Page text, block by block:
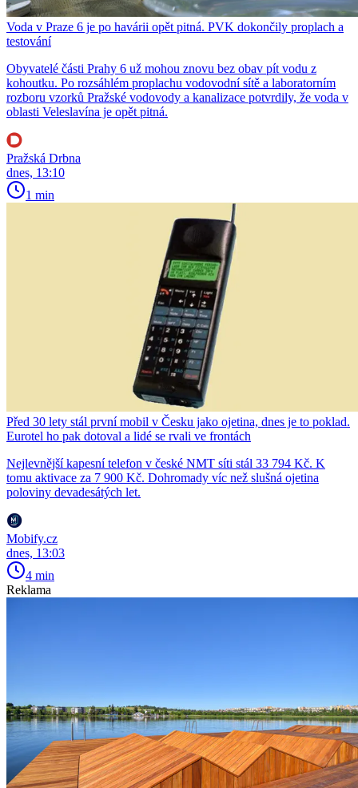
Voda v Praze 6 je po havárii opět pitná. PVK dokončily proplach a
testování
Obyvatelé části Prahy 6 už mohou znovu bez obav pít vodu z
kohoutku. Po rozsáhlém proplachu vodovodní sítě a laboratorním
rozboru vzorků Pražské vodovody a kanalizace potvrdily, že voda v
oblasti Veleslavína je opět pitná.
Pražská Drbna
dnes, 13:10
1 min
Před 30 lety stál první mobil v Česku jako ojetina, dnes je to poklad.
Eurotel ho pak dotoval a lidé se rvali ve frontách
Nejlevnější kapesní telefon v české NMT síti stál 33 794 Kč. K
tomu aktivace za 7 900 Kč. Dohromady víc než slušná ojetina
poloviny devadesátých let.
Mobify.cz
dnes, 13:03
4 min
Reklama